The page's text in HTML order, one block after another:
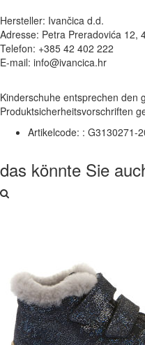
Hersteller: Ivančica d.d.
Adresse: Petra Preradovića 12,
Telefon: +385 42 402 222
E-mail: info@ivancica.hr
Kinderschuhe entsprechen den
Produktsicherheitsvorschriften
Artikelcode: : G3130271-
das könnte Sie